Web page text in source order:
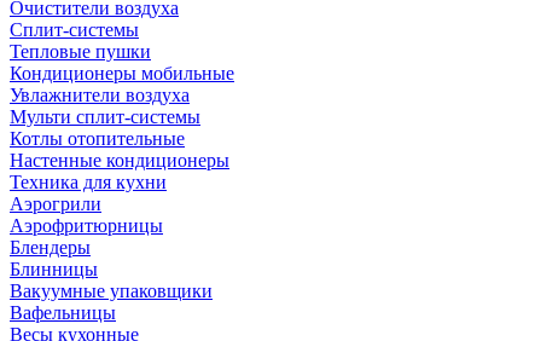
Очистители воздуха
Сплит-системы
Тепловые пушки
Кондиционеры мобильные
Увлажнители воздуха
Мульти сплит-системы
Котлы отопительные
Настенные кондиционеры
Техника для кухни
Аэрогрили
Аэрофритюрницы
Блендеры
Блинницы
Вакуумные упаковщики
Вафельницы
Весы кухонные